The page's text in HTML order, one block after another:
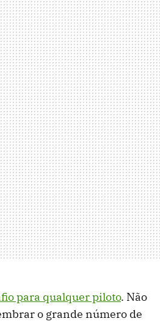
para qualquer piloto. Não
o grande número de